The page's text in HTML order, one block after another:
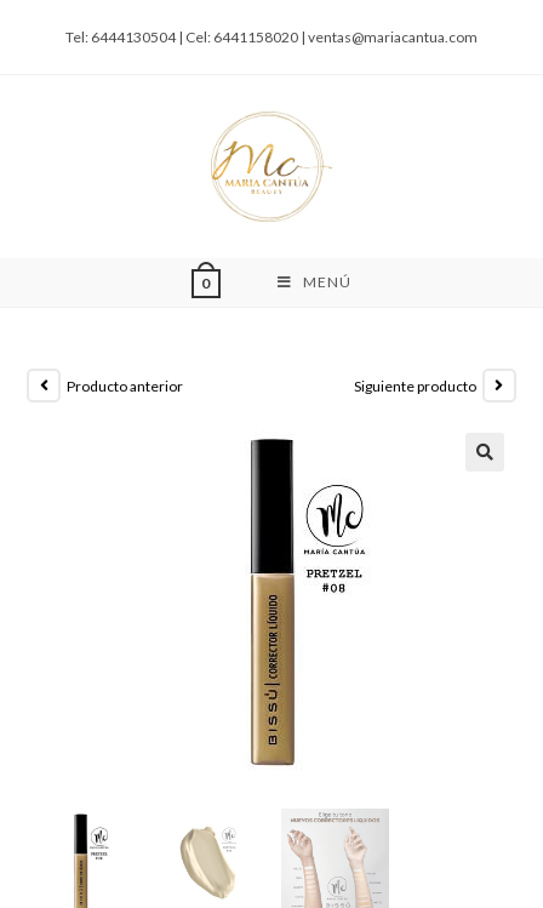
Tel: 6444130504 | Cel: 6441158020 | ventas@mariacantua.com
0 MENÚ
Producto anterior Siguiente producto